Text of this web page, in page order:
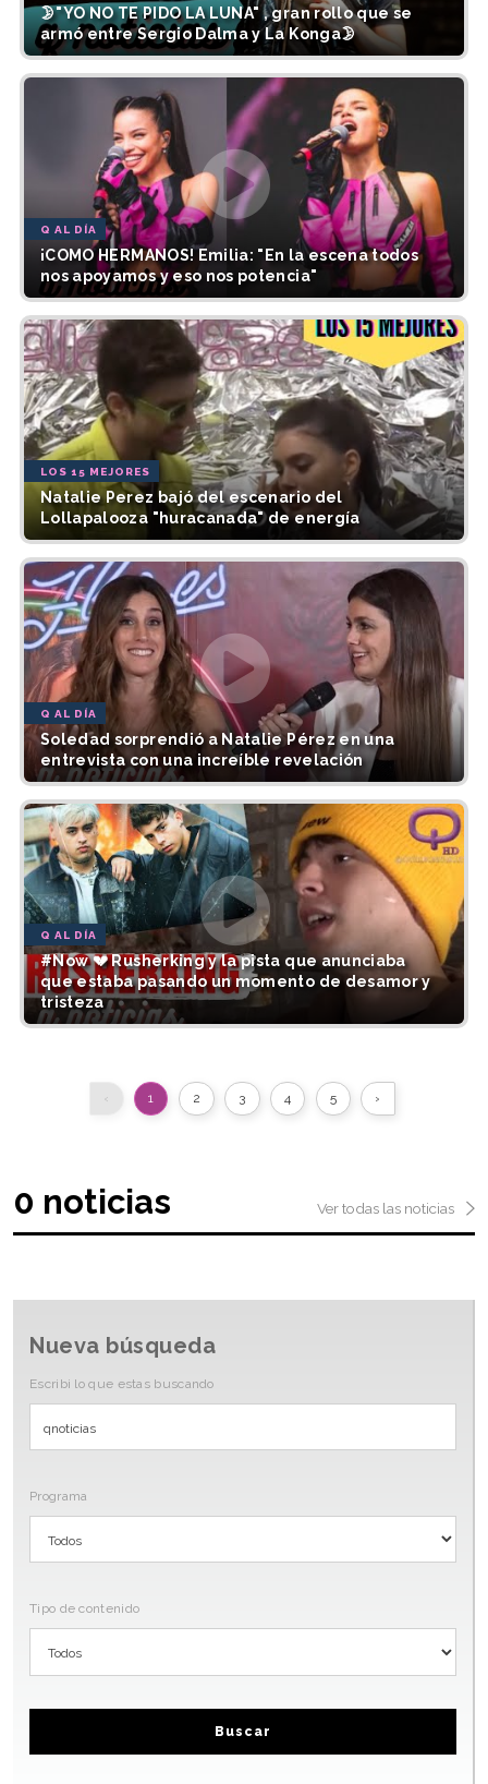
🌛"YO NO TE PIDO LA LUNA" , gran rollo que se
armó entre Sergio Dalma y La Konga🌛
Q AL DÍA
¡COMO HERMANOS! Emilia: "En la escena todos
nos apoyamos y eso nos potencia"
LOS 15 MEJORES
Natalie Perez bajó del escenario del
Lollapalooza "huracanada" de energía
Q AL DÍA
Soledad sorprendió a Natalie Pérez en una
entrevista con una increíble revelación
Q AL DÍA
#Now 💔 Rusherking y la pista que anunciaba
que estaba pasando un momento de desamor y
tristeza
‹ 1 2 3 4 5 ›
0 noticias Ver todas las noticias
Nueva búsqueda
Escribi lo que estas buscando
Programa
Tipo de contenido
Buscar